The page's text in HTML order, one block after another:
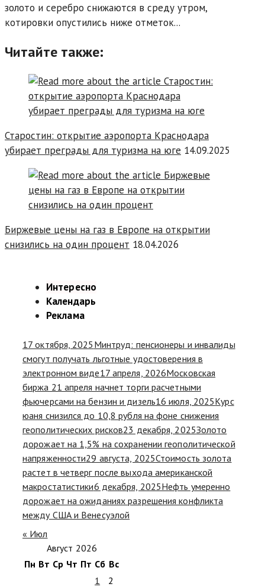
золото и серебро снижаются в среду утром,
котировки опустились ниже отметок...
Читайте также:
Старостин: открытие аэропорта Краснодара
убирает преграды для туризма на юге 14.09.2025
Биржевые цены на газ в Европе на открытии
снизились на один процент 18.04.2026
Интересно
Календарь
Реклама
17 октября, 2025 Минтруд: пенсионеры и инвалиды
смогут получать льготные удостоверения в
электронном виде17 апреля, 2026Московская
биржа 21 апреля начнет торги расчетными
фьючерсами на бензин и дизель16 июля, 2025Курс
юаня снизился до 10,8 рубля на фоне снижения
геополитических рисков23 декабря, 2025Золото
дорожает на 1,5% на сохранении геополитической
напряженности29 августа, 2025Стоимость золота
растет в четверг после выхода американской
макростатистики6 декабря, 2025Нефть умеренно
дорожает на ожиданиях разрешения конфликта
между США и Венесуэлой
« Июл
Август 2026
Пн Вт Ср Чт Пт Сб Вс
1
2